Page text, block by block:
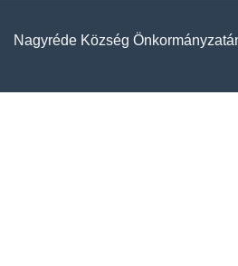
Nagyréde Község